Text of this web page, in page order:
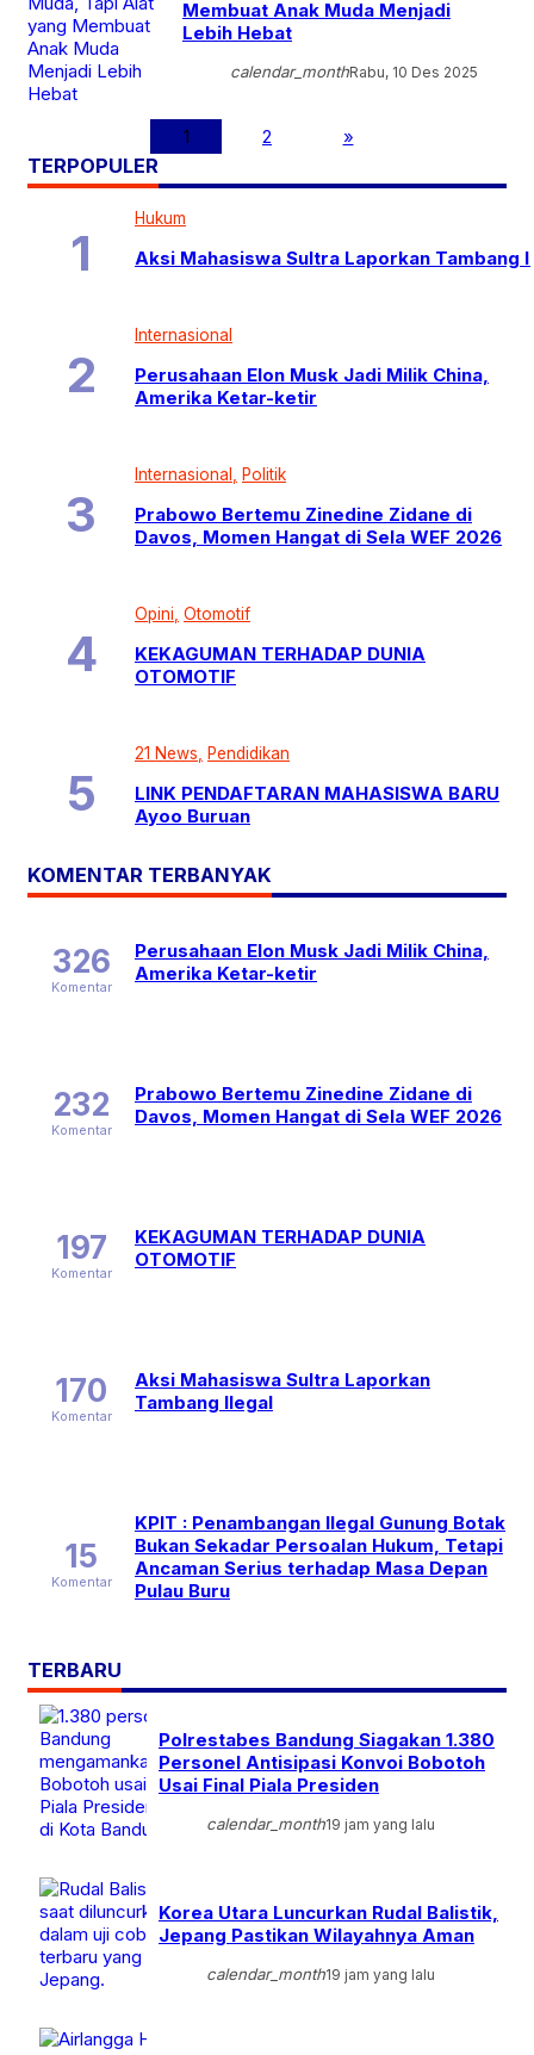
Membuat Anak Muda Menjadi
Lebih Hebat
calendar_monthRabu, 10 Des 2025
1 2 »
TERPOPULER
Hukum
Aksi Mahasiswa Sultra Laporkan Tambang
Internasional
Perusahaan Elon Musk Jadi Milik China,
Amerika Ketar-ketir
Internasional Politik
Prabowo Bertemu Zinedine Zidane di
Davos, Momen Hangat di Sela WEF 2026
Opini Otomotif
KEKAGUMAN TERHADAP DUNIA
OTOMOTIF
21 News Pendidikan
LINK PENDAFTARAN MAHASISWA BARU
Ayoo Buruan
KOMENTAR TERBANYAK
Perusahaan Elon Musk Jadi Milik China,
Amerika Ketar-ketir
326
Komentar
Prabowo Bertemu Zinedine Zidane di
Davos, Momen Hangat di Sela WEF 2026
232
Komentar
KEKAGUMAN TERHADAP DUNIA
OTOMOTIF
197
Komentar
Aksi Mahasiswa Sultra Laporkan
Tambang Ilegal
170
Komentar
KPIT : Penambangan Ilegal Gunung Botak
Bukan Sekadar Persoalan Hukum, Tetapi
Ancaman Serius terhadap Masa Depan
Pulau Buru
15
Komentar
TERBARU
Polrestabes Bandung Siagakan 1.380
Personel Antisipasi Konvoi Bobotoh
Usai Final Piala Presiden
calendar_month19 jam yang lalu
Korea Utara Luncurkan Rudal Balistik,
Jepang Pastikan Wilayahnya Aman
calendar_month19 jam yang lalu